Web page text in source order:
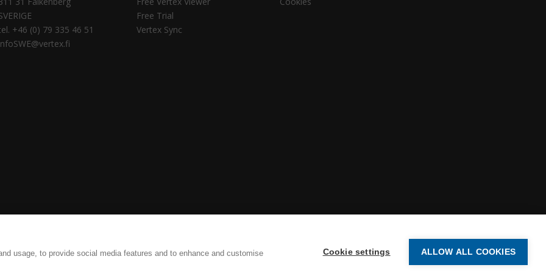
+46 (0) 79 335 46 51
Free Trial
Vertex Sync
usage, to provide social media features and to enhance and customise
Cookie settings ALLOW ALL COOKIES